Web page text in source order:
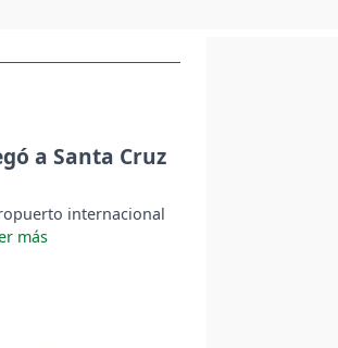
a Santa Cruz
internacional